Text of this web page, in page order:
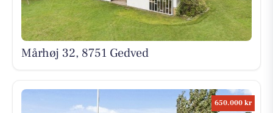
Mårhøj 32, 8751 Gedved
650.000 kr